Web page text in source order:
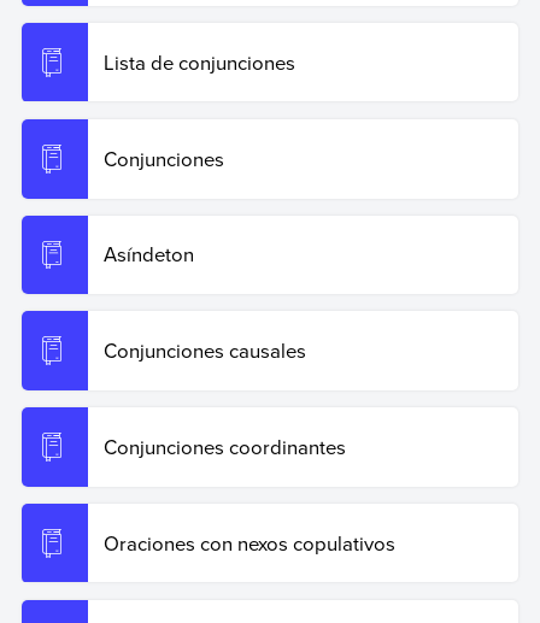
Lista de conjunciones
Conjunciones
Asíndeton
Conjunciones causales
Conjunciones coordinantes
Oraciones con nexos copulativos